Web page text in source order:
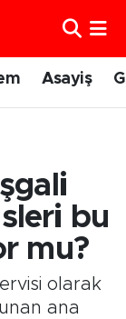
Asayiş
bu
mu?
olarak
ana